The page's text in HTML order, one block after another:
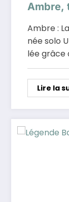
Ambre,
Ambre :
née solo
lée grâce
Lire la